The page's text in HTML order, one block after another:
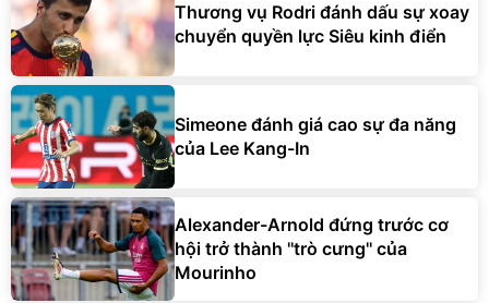
Thương vụ Rodri đánh dấu sự xoay
chuyển quyền lực Siêu kinh điển
Simeone đánh giá cao sự đa năng
của Lee Kang-In
Alexander-Arnold đứng trước cơ
hội trở thành ''trò cưng'' của
Mourinho